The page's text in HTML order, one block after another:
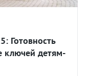
Готовность
ключей детям-